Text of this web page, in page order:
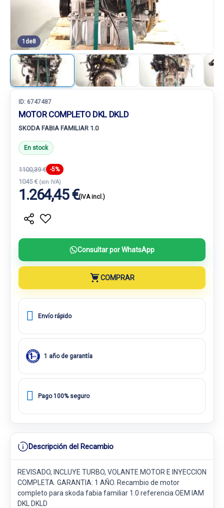
1 de8
ID: 6747487
MOTOR COMPLETO DKL DKLD
SKODA FABIA FAMILIAR 1.0
En stock
1100,39 € -5%
1045 € (sin IVA)
1.264,45 €(IVA incl.)
Consultar por WhatsApp
COMPRAR
Envío rápido
1 año de garantía
Pago 100% seguro
Descripción del Recambio
REVISADO, INCLUYE TURBO, VOLANTE MOTOR E INYECCION
COMPLETA. GARANTIA: 1 AÑO. Recambio de motor
completo para skoda fabia familiar 1.0 referencia OEM IAM
DKL DKLD